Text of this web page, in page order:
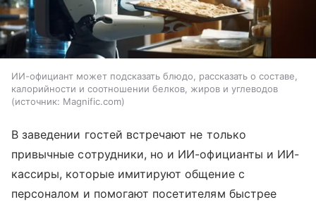
ИИ-официант может подсказать блюдо, рассказать о составе,
калорийности и соотношении белков, жиров и углеводов
источник: Magnific.com
В заведении гостей встречают не только
привычные сотрудники, но и ИИ-официанты и ИИ-
кассиры, которые имитируют общение с
персоналом и помогают посетителям быстрее